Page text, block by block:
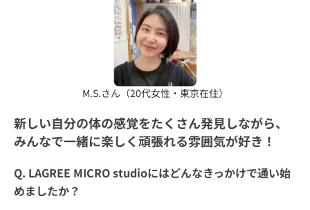
M.S.さん（20代女性・東京在住）
新しい自分の体の感覚をたくさん発見しながら、
みんなで一緒に楽しく頑張れる雰囲気が好き！
Q. LAGREE MICRO studioにはどんなきっかけで通い始
めましたか？